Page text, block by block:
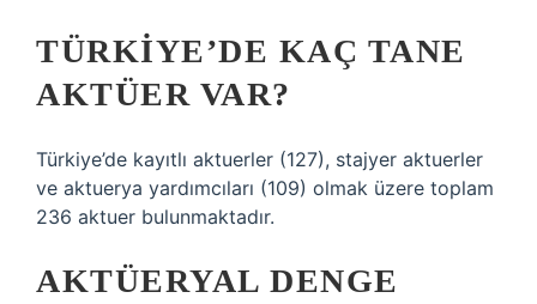
TÜRKIYE’DE KAÇ TANE
AKTÜER VAR?
Türkiye’de kayıtlı aktuerler (127), stajyer aktuerler
ve aktuerya yardımcıları (109) olmak üzere toplam
236 aktuer bulunmaktadır.
AKTÜERYAL DENGE